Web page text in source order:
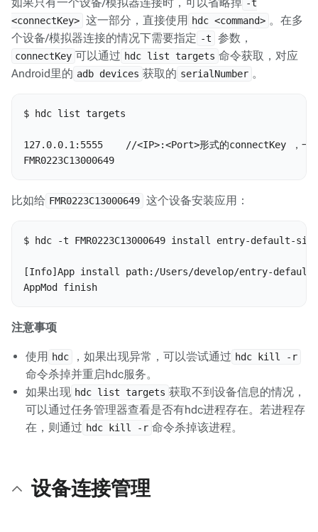
-t
<connectKey> 这一部分，直接使用 hdc <command> 。在多
个设备/模拟器连接的情况下需要指定 -t 参数，
connectKey 可以通过 hdc list targets 命令获取，对应
Android里的 adb devices 获取的 serialNumber 。
$ hdc list targets
127.0.0.1:5555    //<IP>:<Port>形式的connectKey ，一般
FMR0223C13000649
比如给 FMR0223C13000649 这个设备安装应用：
$ hdc -t FMR0223C13000649 install entry-default-
[Info]App install path:/Users/develop/entry-
AppMod finish
注意事项
使用 hdc ，如果出现异常，可以尝试通过 hdc kill -r
命令杀掉并重启hdc服务。
如果出现 hdc list targets 获取不到设备信息的情况，
可以通过任务管理器查看是否有hdc进程存在。若进程存
在，则通过 hdc kill -r 命令杀掉该进程。
设备连接管理